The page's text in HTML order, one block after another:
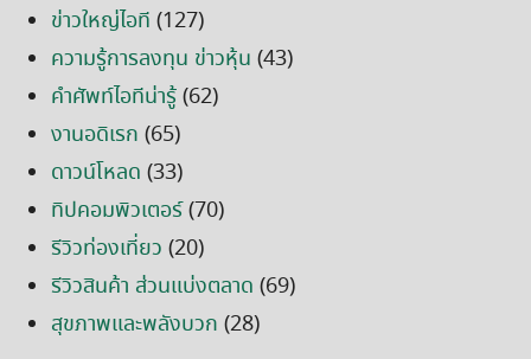
ข่าวใหญ่ไอที (127)
ความรู้การลงทุน ข่าวหุ้น (43)
คำศัพท์ไอทีน่ารู้(62)
งานอดิเรก (65)
ดาวน์โหลด (33)
ทิปคอมพิวเตอร์(70)
รีวิวท่องเที่ยว (20)
รีวิวสินค้า ส่วนแบ่งตลาด (69)
สุขภาพและพลังบวก (28)